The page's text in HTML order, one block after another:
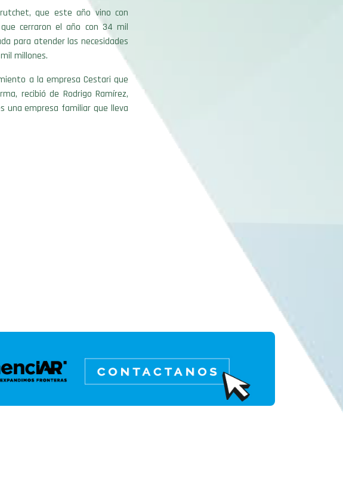
que este año vino con
cerraron el año con 34 mil
para atender las necesidades
millones.
a la empresa Cestari que
recibió de Rodrigo Ramírez,
una empresa familiar que lleva